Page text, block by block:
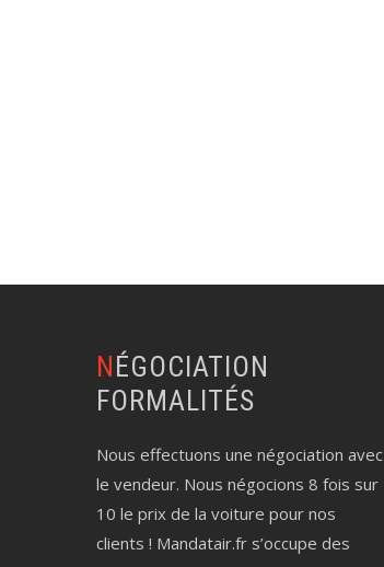
NÉGOCIATION
FORMALITÉS
Nous effectuons une négociation avec
le vendeur. Nous négocions 8 fois sur
10 le prix de la voiture pour nos
clients ! Mandatair.fr s’occupe des